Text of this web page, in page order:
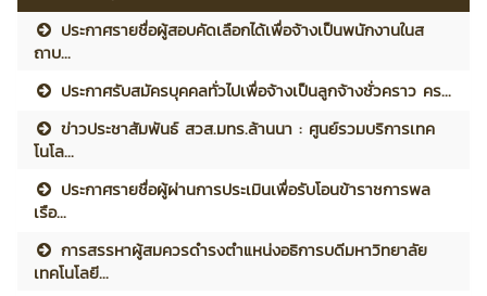
ประกาศรายชื่อผู้สอบคัดเลือกได้เพื่อจ้างเป็นพนักงานในส
ถาบ...
ประกาศรับสมัครบุคคลทั่วไปเพื่อจ้างเป็นลูกจ้างชั่วคราว คร...
ข่าวประชาสัมพันธ์ สวส.มทร.ล้านนา : ศูนย์รวมบริการเทค
โนโล...
ประกาศรายชื่อผู้ผ่านการประเมินเพื่อรับโอนข้าราชการพล
เรือ...
การสรรหาผู้สมควรดำรงตำแหน่งอธิการบดีมหาวิทยาลัย
เทคโนโลยี...